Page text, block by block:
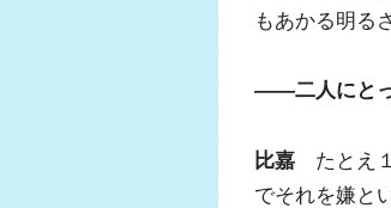
もあかる明る
――二人にとっ
比嘉 たとえ
でそれを嫌と